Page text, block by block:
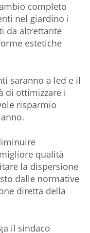
completo
nel giardino i
da altrettante
estetiche
saranno a led e il
di ottimizzare i
risparmio
qualità
la dispersione
dalle normative
diretta della
il sindaco